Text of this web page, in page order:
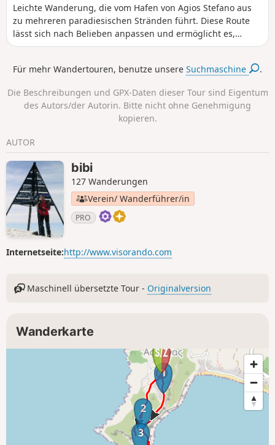
Leichte Wanderung, die vom Hafen von Agios Stefano aus
zu mehreren paradiesischen Stränden führt. Diese Route
lässt sich nach Belieben anpassen und ermöglicht es,
Wandern und Baden zu kombinieren. Festes Schuhwerk
Für mehr Wandertouren, benutze unsereSuchmaschine .
Die Beschreibungen und GPX-Daten dieser Tour sind Eigentum
des Autors/der Autorin. Bitte nicht ohne Genehmigung
kopieren.
AUTOR
bibi
127 Wanderungen
Verein/ Wanderführer/in
PRO
Internetseite:http://www.visorando.com
Maschinell übersetzte Tour - Originalversion
Wanderkarte
1
2
3